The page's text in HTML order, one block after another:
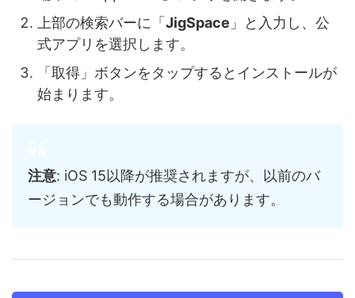
上部の検索バーに「 JigSpace 」と入力し、公
式アプリを選択します。
「取得」ボタンをタップするとインストールが
始まります。
注意: iOS 15以降が推奨されますが、以前のバ
ージョンでも動作する場合があります。